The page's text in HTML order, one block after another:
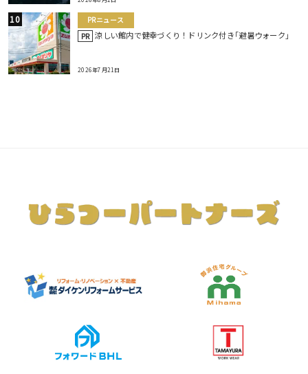
PRニュース
PR 涼しい館内で健幸づくり！ドリンク付き｢避暑ウォーク｣
2026年7月21日